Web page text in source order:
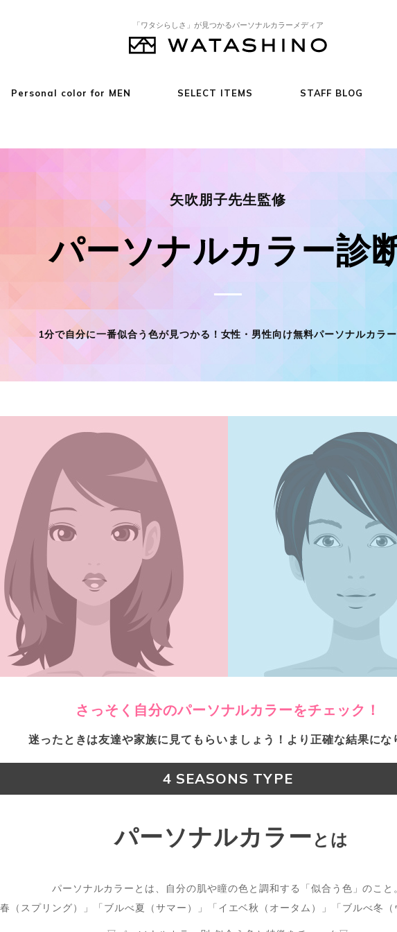
「ワタシらしさ」が見つかるパーソナルカラーメディア
Personal color for MEN SELECT ITEMS STAFF BLOG
矢吹朋子先生監修
パーソナルカラー診
1分で自分に一番似合う色が見つかる！ 女性・男性向け無料パーソナルカラ
さっそく自分のパーソナルカラーをチェック！
迷ったときは友達や家族に見てもらいましょう！ より正確な結果にな
4 SEASONS TYPE
パーソナルカラー とは
パーソナルカラーとは、自分の肌や瞳の色と調和する「似合う色」のこと
（スプリング）」「ブルべ夏（サマー）」「イエベ秋（オータム）」「ブルべ冬